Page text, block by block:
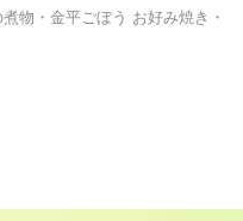
物・金平ごぼう お好み焼き・